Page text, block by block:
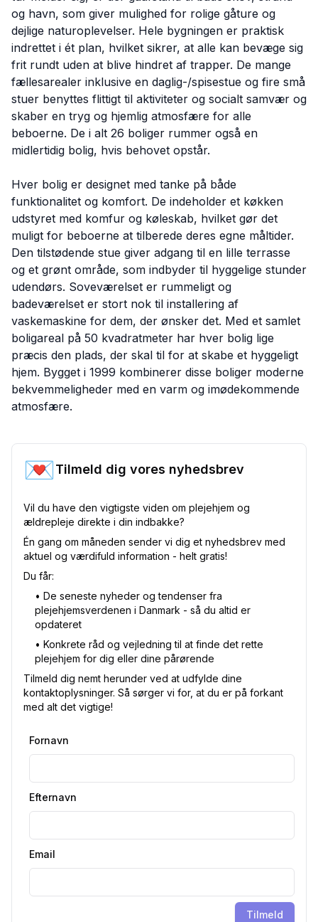
og havn, som giver mulighed for rolige gåture og
dejlige naturoplevelser. Hele bygningen er praktisk
indrettet i ét plan, hvilket sikrer, at alle kan bevæge sig
frit rundt uden at blive hindret af trapper. De mange
fællesarealer inklusive en daglig-/spisestue og fire små
stuer benyttes flittigt til aktiviteter og socialt samvær og
skaber en tryg og hjemlig atmosfære for alle
beboerne. De i alt 26 boliger rummer også en
midlertidig bolig, hvis behovet opstår.
Hver bolig er designet med tanke på både
funktionalitet og komfort. De indeholder et køkken
udstyret med komfur og køleskab, hvilket gør det
muligt for beboerne at tilberede deres egne måltider.
Den tilstødende stue giver adgang til en lille terrasse
og et grønt område, som indbyder til hyggelige stunder
udendørs. Soveværelset er rummeligt og
badeværelset er stort nok til installering af
vaskemaskine for dem, der ønsker det. Med et samlet
boligareal på 50 kvadratmeter har hver bolig lige
præcis den plads, der skal til for at skabe et hyggeligt
hjem. Bygget i 1999 kombinerer disse boliger moderne
bekvemmeligheder med en varm og imødekommende
atmosfære.
💌Tilmeld dig vores nyhedsbrev
Vil du have den vigtigste viden om plejehjem og
ældrepleje direkte i din indbakke?
Én gang om måneden sender vi dig et nyhedsbrev med
aktuel og værdifuld information - helt gratis!
Du får:
•⁠ De seneste nyheder og tendenser fra
plejehjemsverdenen i Danmark - så du altid er
opdateret
•⁠ Konkrete råd og vejledning til at finde det rette
plejehjem for dig eller dine pårørende
Tilmeld dig nemt herunder ved at udfylde dine
kontaktoplysninger. Så sørger vi for, at du er på forkant
med alt det vigtige!
Fornavn
Efternavn
Email
Tilmeld